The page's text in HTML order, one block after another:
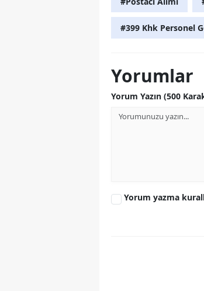
#399 Khk Personel
Yorumlar
Yorum Yazın (500
Yorum yazma